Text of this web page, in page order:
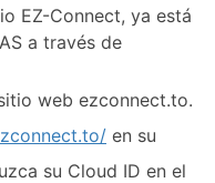
EZ-Connect, ya está
a través de
web ezconnect.to.
en su
su Cloud ID en el